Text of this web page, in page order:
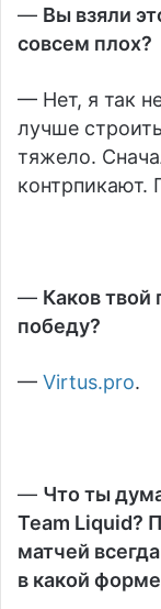
— Вы взяли
совсем плох?
— Нет, я так
лучше
тяжело.
— Каков твой
победу?
— Virtus.pro.
— Что ты
Team Liquid?
матчей
в какой